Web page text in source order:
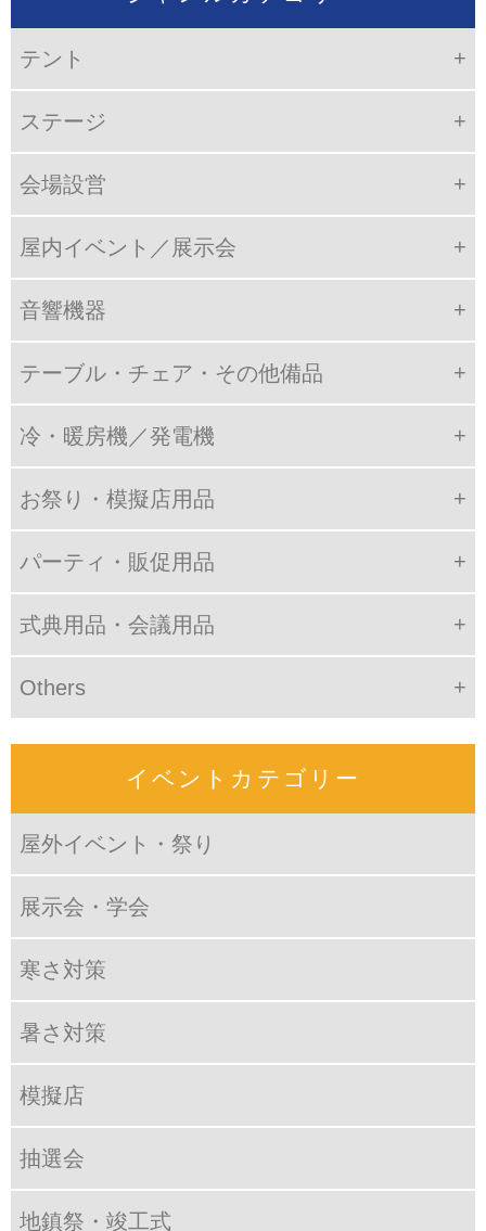
テント
ステージ
会場設営
屋内イベント／展示会
音響機器
テーブル・チェア・その他備品
冷・暖房機／発電機
お祭り・模擬店用品
パーティ・販促用品
式典用品・会議用品
Others
イベントカテゴリー
屋外イベント・祭り
展示会・学会
寒さ対策
暑さ対策
模擬店
抽選会
地鎮祭・竣工式